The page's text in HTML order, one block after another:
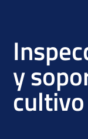
y
cultivo